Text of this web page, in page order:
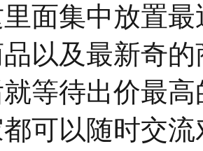
面集中放置
以及最新奇
等待出价最
可以随时交